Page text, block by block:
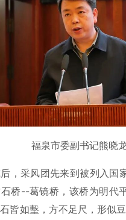
福泉市委副书记熊晓
，采风团先来到被列入国
桥--葛镜桥，该桥为明代
皆如墼，方不足尺，形似